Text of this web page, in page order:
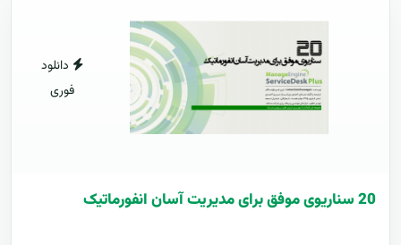
دانلود
فوری
20 سناریوی موفق برای مدیریت آسان انفورماتیک